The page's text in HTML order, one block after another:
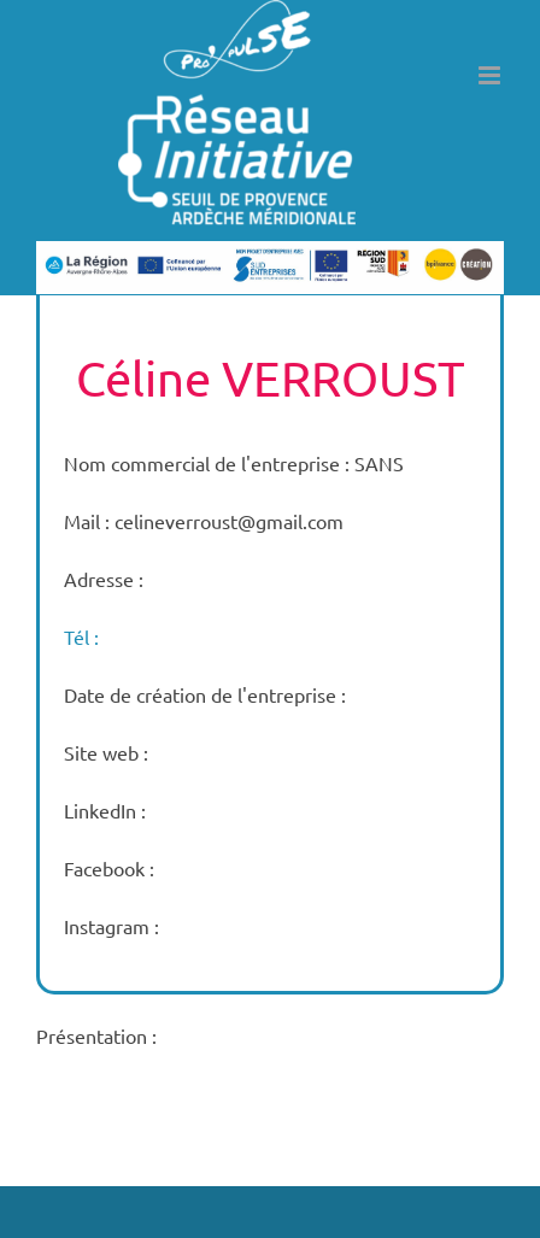
Céline VERROUST
Nom commercial de l'entreprise : SANS
Mail : celineverroust@gmail.com
Adresse :
Tél :
Date de création de l'entreprise :
Site web :
LinkedIn :
Facebook :
Instagram :
Présentation :